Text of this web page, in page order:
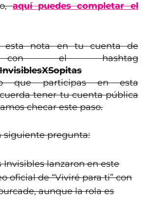
aquí puedes completar el
esta nota en tu cuenta de
con el hashtag
que participas en esta
tener tu cuenta pública
checar este paso.
siguiente pregunta:
Invisibles lanzaron en este
oficial de “Viviré para ti” con
aunque la rola es